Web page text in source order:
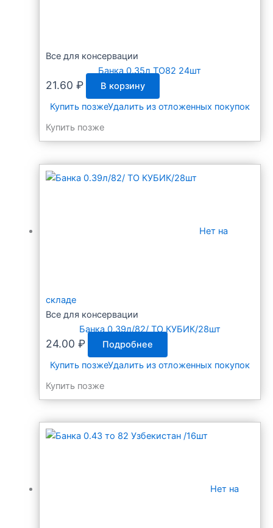
Все для консервации
Банка 0.35л ТО82 24шт
21.60 ₽
В корзину
Купить позжеУдалить из отложенных покупок
Купить позже
Нет на
складе
Все для консервации
Банка 0.39л/82/ ТО КУБИК/28шт
24.00 ₽
Подробнее
Купить позжеУдалить из отложенных покупок
Купить позже
Нет на